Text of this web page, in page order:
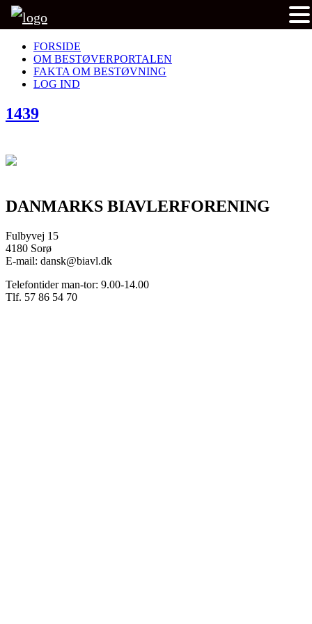
FORSIDE
OM BESTØVERPORTALEN
FAKTA OM BESTØVNING
LOG IND
1439
DANMARKS BIAVLERFORENING
Fulbyvej 15
4180 Sorø
E-mail: dansk@biavl.dk
Telefontider man-tor: 9.00-14.00
Tlf. 57 86 54 70